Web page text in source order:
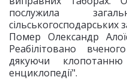
послужила
сільськогосподарських
Помер Олександр
Реабілітовано
дякуючи клопотанню
енциклопедії".